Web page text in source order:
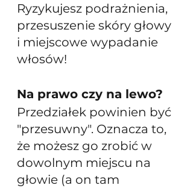
Ryzykujesz podrażnienia,
przesuszenie skóry głowy
i miejscowe wypadanie
włosów!
Na prawo czy na lewo?
Przedziałek powinien być
"przesuwny". Oznacza to,
że możesz go zrobić w
dowolnym miejscu na
głowie (a on tam